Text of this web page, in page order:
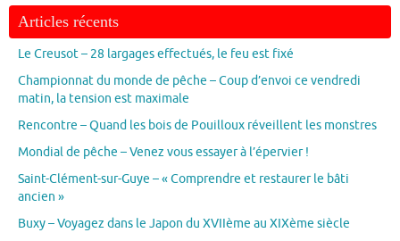
Articles récents
Le Creusot – 28 largages effectués, le feu est fixé
Championnat du monde de pêche – Coup d’envoi ce vendredi
matin, la tension est maximale
Rencontre – Quand les bois de Pouilloux réveillent les monstres
Mondial de pêche – Venez vous essayer à l’épervier !
Saint-Clément-sur-Guye – « Comprendre et restaurer le bâti
ancien »
Buxy – Voyagez dans le Japon du XVIIème au XIXème siècle